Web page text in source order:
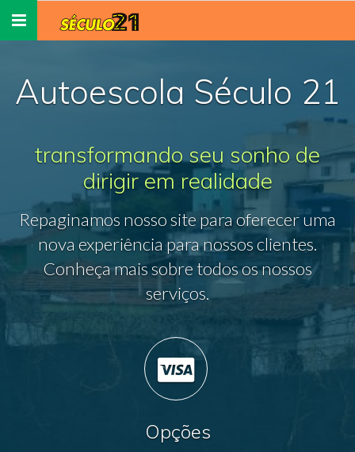
Toggle
navigation
Autoescola Século 21
transformando seu sonho de
dirigir em realidade
Repaginamos nosso site para oferecer uma
nova experiência para nossos clientes.
Conheça mais sobre todos os nossos
serviços.
Opções